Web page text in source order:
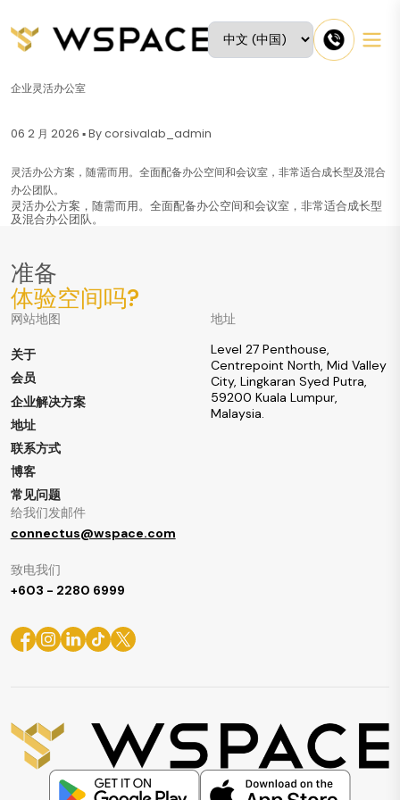
企业灵活办公室
06 2 月 2026 ▪ By corsivalab_admin
灵活办公方案，随需而用。全面配备办公空间和会议室，非常适合成长型及混合
办公团队。
灵活办公方案，随需而用。全面配备办公空间和会议室，非常适合成长型
及混合办公团队。
准备
体验空间吗?
网站地图
关于
会员
企业解决方案
地址
联系方式
博客
常见问题
地址
Level 27 Penthouse,
Centrepoint North, Mid Valley
City, Lingkaran Syed Putra,
59200 Kuala Lumpur,
Malaysia.
给我们发邮件
connectus@wspace.com
致电我们
+603 - 2280 6999